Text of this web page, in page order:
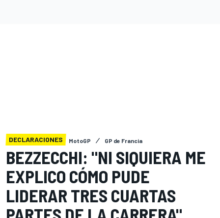
DECLARACIONES MotoGP GP de Francia
BEZZECCHI: "NI SIQUIERA ME
EXPLICO CÓMO PUDE
LIDERAR TRES CUARTAS